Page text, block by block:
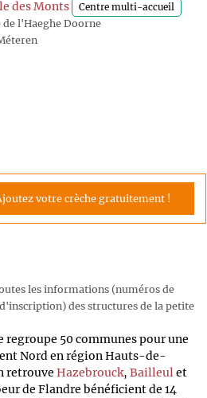
des Monts Centre multi-accueil
de l'Haeghe Doorne
votre crèche gratuitement !
les informations (numéros de
des structures de la petite
50 communes pour une
Nord en région Hauts-de-
retrouve Hazebrouck, Bailleulet
de Flandre bénéficient de 14